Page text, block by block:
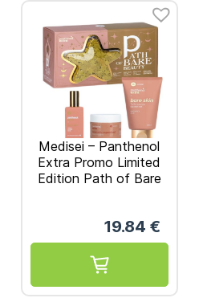
Medisei – Panthenol
Extra Promo Limited
Edition Path of Bare
3in1 Cleanser
Καθαριστικό 200mL &
Superfood Κρέμα
Σώματος 100mL &
Γυναικείο Άρωμα
19.84 €